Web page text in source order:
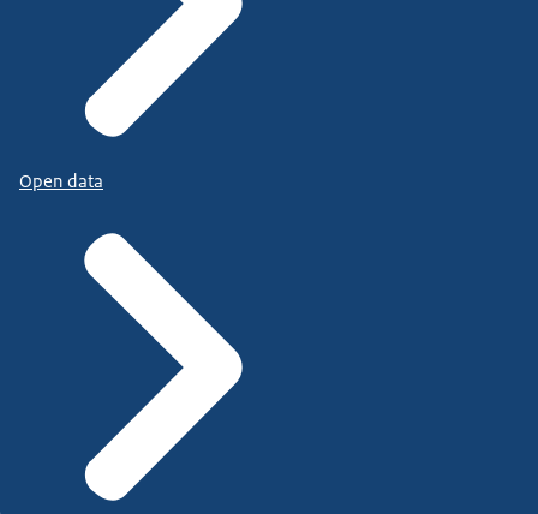
Open data